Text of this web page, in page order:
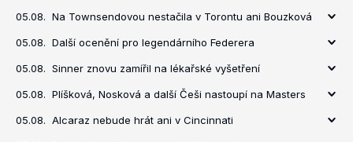
05.08. Na Townsendovou nestačila v Torontu ani Bouzková
05.08. Další ocenění pro legendárního Federera
05.08. Sinner znovu zamířil na lékařské vyšetření
05.08. Plíšková, Nosková a další Češi nastoupí na Masters
05.08. Alcaraz nebude hrát ani v Cincinnati